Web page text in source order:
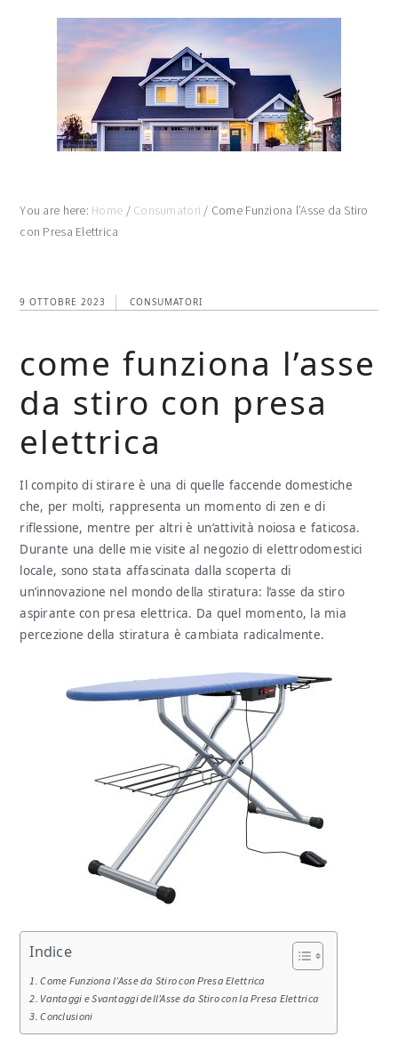
You are here: Home / Consumatori / Come Funziona l’Asse da Stiro
con Presa Elettrica
9 OTTOBRE 2023 CONSUMATORI
come funziona l’asse
da stiro con presa
elettrica
Il compito di stirare è una di quelle faccende domestiche
che, per molti, rappresenta un momento di zen e di
riflessione, mentre per altri è un’attività noiosa e faticosa.
Durante una delle mie visite al negozio di elettrodomestici
locale, sono stata affascinata dalla scoperta di
un’innovazione nel mondo della stiratura: l’asse da stiro
aspirante con presa elettrica. Da quel momento, la mia
percezione della stiratura è cambiata radicalmente.
Indice
Come Funziona l’Asse da Stiro con Presa Elettrica
Vantaggi e Svantaggi dell’Asse da Stiro con la Presa Elettrica
Conclusioni